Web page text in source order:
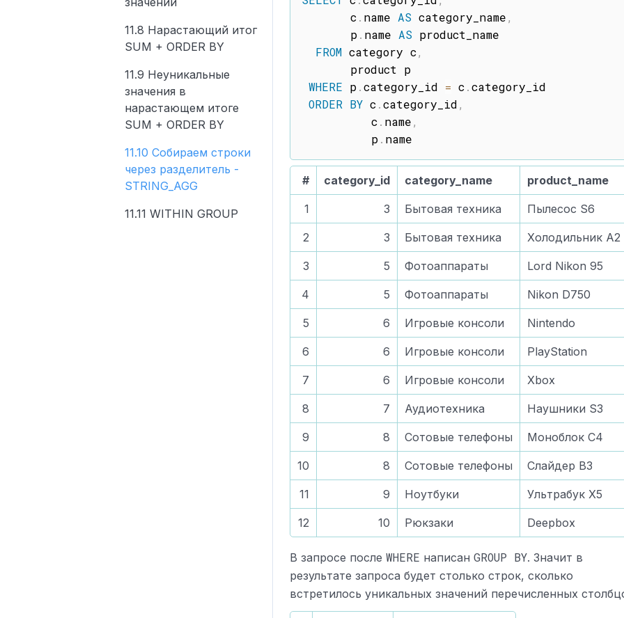
8.10 GREATEST -
определение большего
числа
8.11 LEAST -
определение меньшего
числа
8.12 ABS - модуль числа
8.13 TO_CHAR -
форматирование числа
9.11 Динамическое
построение интервала
9.12 Начало и конец
месяца
9.13 EXTRACT -
извлечение из даты
части (год, месяц,
день...)
(надежная)
10.10 Форматирование
иерархии
10.11 Нумерация
вложенных списков
10.12 Листовые строки
11.8 Нарастающий итог
SUM + ORDER BY
11.9 Неуникальные
значения в
нарастающем итоге
SUM + ORDER BY
11.10 Собираем строки
через разделитель -
STRING_AGG
11.11 WITHIN GROUP
       c
. name AS category_name,
       p
. name AS product_name
FROM category c,
       product p
WHERE p.category_id = c.category_id
ORDER BY c.category_id,
          c
. name,
          p
.
# category_id category_name product_name
1 3 Бытовая техника Пылесос S6
2 3 Бытовая техника Холодильник A2
3 5 Фотоаппараты Lord Nikon 95
4 5 Фотоаппараты Nikon D750
5 6 Игровые консоли Nintendo
6 6 Игровые консоли PlayStation
7 6 Игровые консоли Xbox
8 7 Аудиотехника Наушники S3
9 8 Сотовые телефоны Моноблок C4
10 8 Сотовые телефоны Слайдер B3
11 9 Ноутбуки Ультрабук X5
12 10 Рюкзаки Deepbox
В запросе после WHERE написан GROUP BY. Значит в
результате запроса будет столько строк, сколько
встретилось уникальных значений перечисленных